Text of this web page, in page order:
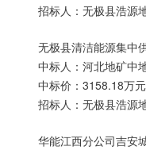
招标人：无极县浩源
无极县清洁能源集中
中标人：河北地矿中
中标价：3158.18万元
招标人：无极县浩源
华能江西分公司吉安